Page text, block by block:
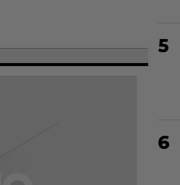
5
6